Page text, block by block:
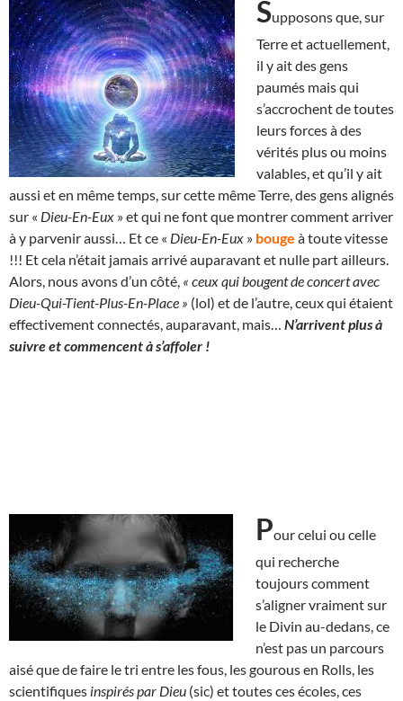
Supposons que, sur
Terre et actuellement,
il y ait des gens
paumés mais qui
s’accrochent de toutes
leurs forces à des
vérités plus ou moins
valables, et qu’il y ait
aussi et en même temps, sur cette même Terre, des gens alignés
sur « Dieu-En-Eux » et qui ne font que montrer comment arriver
à y parvenir aussi… Et ce « Dieu-En-Eux » bouge à toute vitesse
!!! Et cela n’était jamais arrivé auparavant et nulle part ailleurs.
Alors, nous avons d’un côté, « ceux qui bougent de concert avec
Dieu-Qui-Tient-Plus-En-Place » (lol) et de l’autre, ceux qui étaient
effectivement connectés, auparavant, mais… N’arrivent plus à
suivre et commencent à s’affoler !
Pour celui ou celle
qui recherche
toujours comment
s’aligner vraiment sur
le Divin au-dedans, ce
n’est pas un parcours
aisé que de faire le tri entre les fous, les gourous en Rolls, les
scientifiques inspirés par Dieu (sic) et toutes ces écoles, ces